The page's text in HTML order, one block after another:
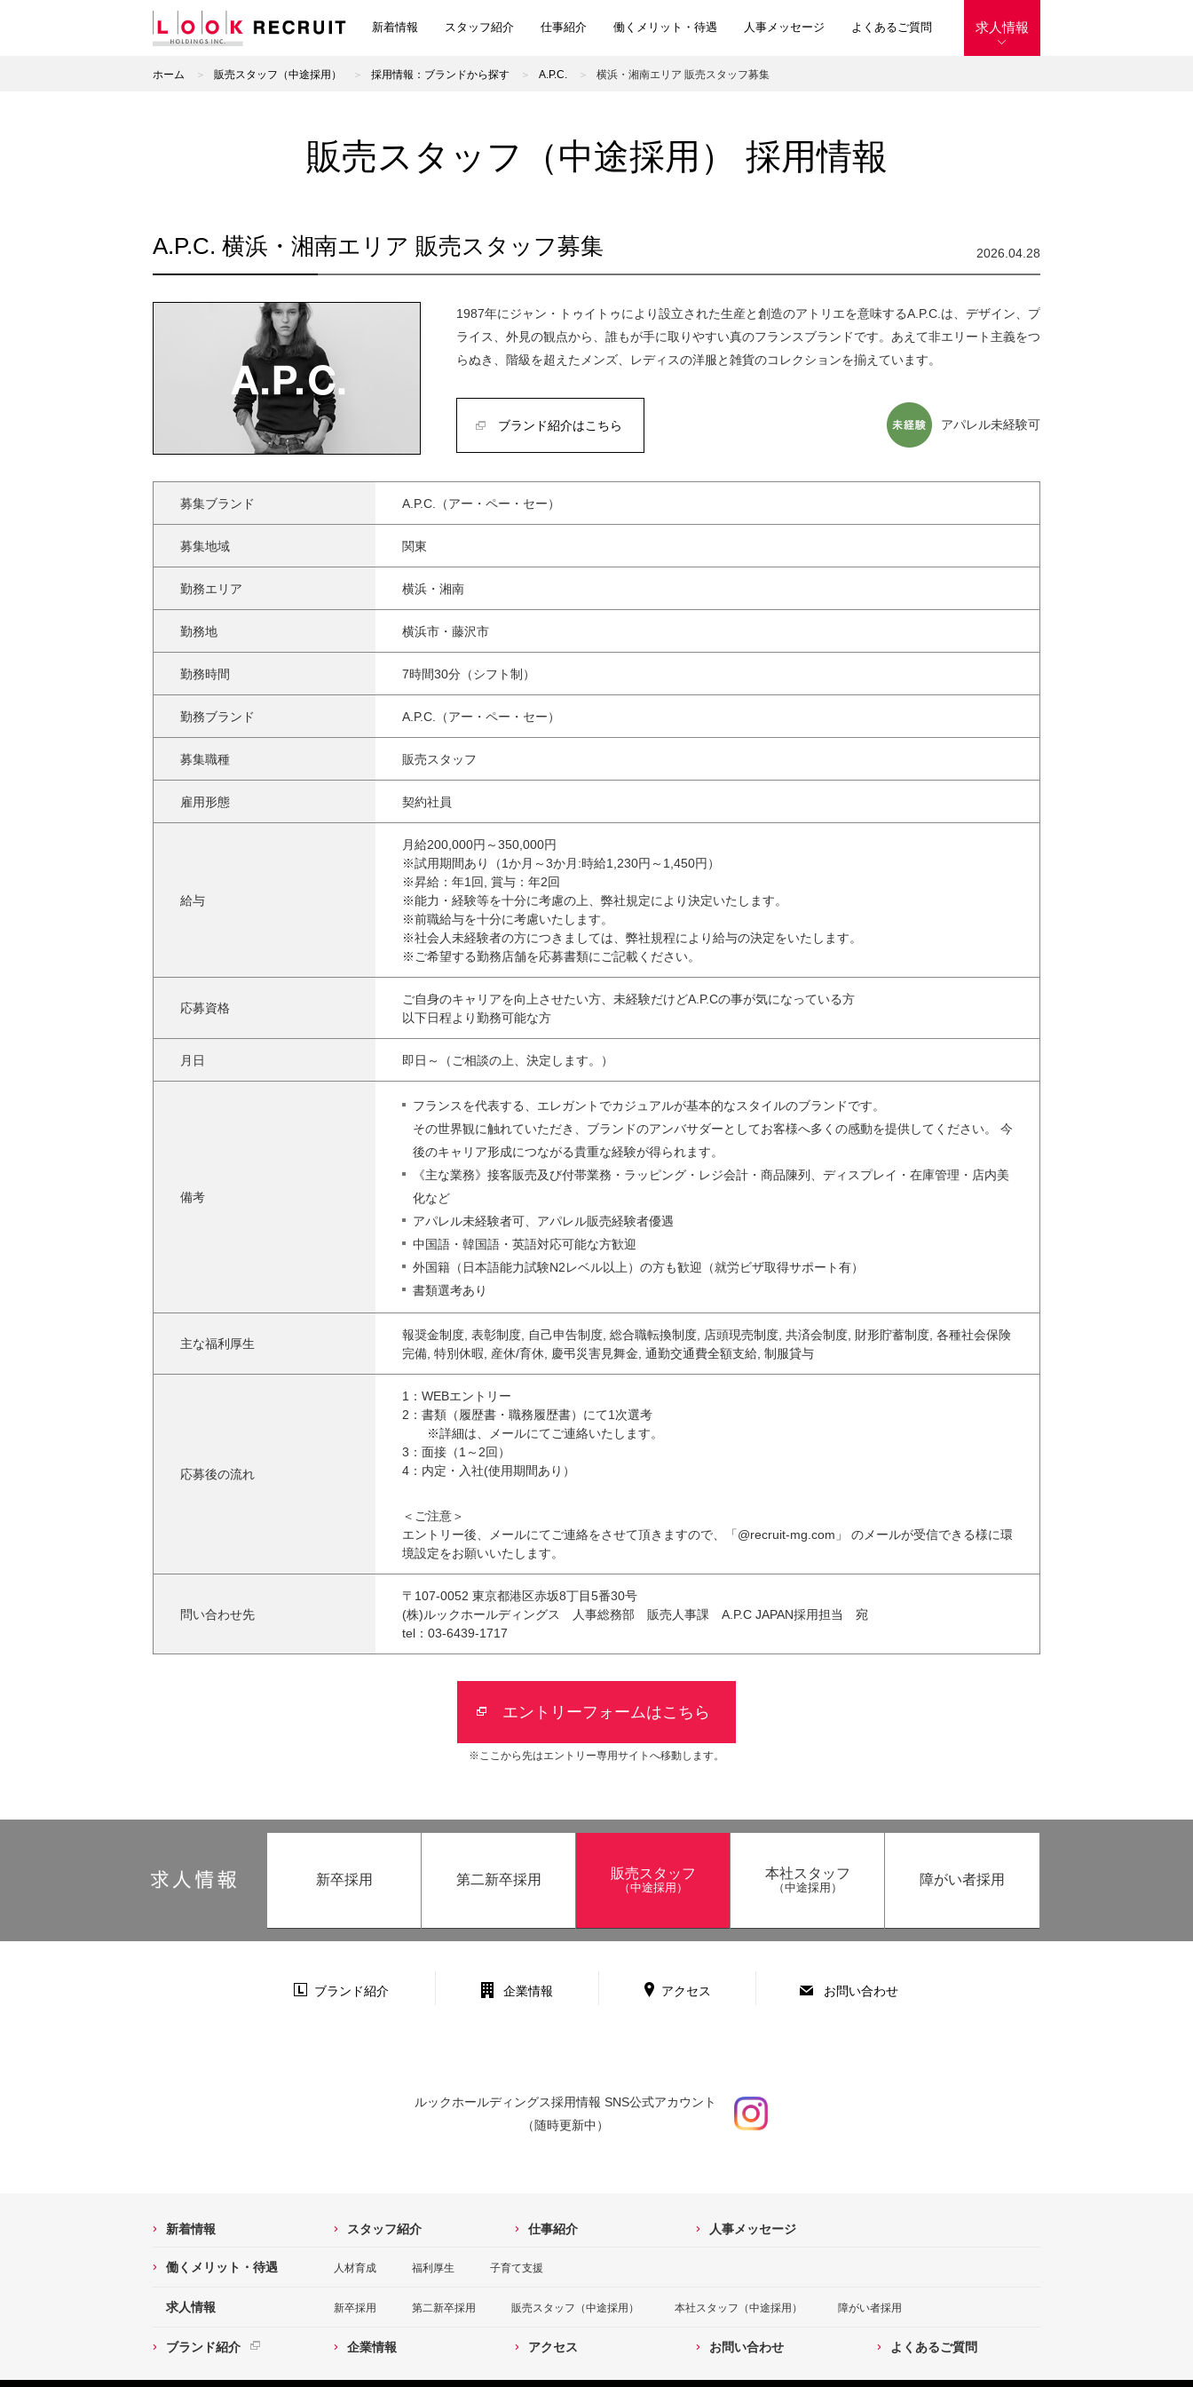
新着情報 スタッフ紹介 仕事紹介 働くメリット・待遇 人事メッセージ よくあるご質問 求人情報
ホーム 販売スタッフ（中途採用） 採用情報：ブランドから探す A.P.C. 横浜・湘南エリア 販売スタッフ募集
販売スタッフ（中途採用） 採用情報
A.P.C. 横浜・湘南エリア 販売スタッフ募集 2026.04.28
1987年にジャン・トゥイトゥにより設立された生産と創造のアトリエを意味するA.P.C.は、デザイン、プ
ライス、外見の観点から、誰もが手に取りやすい真のフランスブランドです。あえて非エリート主義をつ
らぬき、階級を超えたメンズ、レディスの洋服と雑貨のコレクションを揃えています。
ブランド紹介はこちら アパレル未経験可
募集ブランド A.P.C.（アー・ペー・セー）
募集地域 関東
勤務エリア 横浜・湘南
勤務地 横浜市・藤沢市
勤務時間 7時間30分（シフト制）
勤務ブランド A.P.C.（アー・ペー・セー）
募集職種 販売スタッフ
雇用形態 契約社員
給与
月給200,000円～350,000円
※試用期間あり（1か月～3か月:時給1,230円～1,450円）
※昇給：年1回, 賞与：年2回
※能力・経験等を十分に考慮の上、弊社規定により決定いたします。
※前職給与を十分に考慮いたします。
※社会人未経験者の方につきましては、弊社規程により給与の決定をいたします。
※ご希望する勤務店舗を応募書類にご記載ください。
応募資格
ご自身のキャリアを向上させたい方、未経験だけどA.P.Cの事が気になっている方
以下日程より勤務可能な方
月日 即日～（ご相談の上、決定します。）
備考
フランスを代表する、エレガントでカジュアルが基本的なスタイルのブランドです。
その世界観に触れていただき、ブランドのアンバサダーとしてお客様へ多くの感動を提供してください。 今
後のキャリア形成につながる貴重な経験が得られます。
《主な業務》接客販売及び付帯業務・ラッピング・レジ会計・商品陳列、ディスプレイ・在庫管理・店内美
化など
アパレル未経験者可、アパレル販売経験者優遇
中国語・韓国語・英語対応可能な方歓迎
外国籍（日本語能力試験N2レベル以上）の方も歓迎（就労ビザ取得サポート有）
書類選考あり
主な福利厚生
報奨金制度, 表彰制度, 自己申告制度, 総合職転換制度, 店頭現売制度, 共済会制度, 財形貯蓄制度, 各種社会保険
完備, 特別休暇, 産休/育休, 慶弔災害見舞金, 通勤交通費全額支給, 制服貸与
応募後の流れ
1：WEBエントリー
2：書類（履歴書・職務履歴書）にて1次選考
※詳細は、メールにてご連絡いたします。
3：面接（1～2回）
4：内定・入社(使用期間あり）
＜ご注意＞
エントリー後、メールにてご連絡をさせて頂きますので、「@recruit-mg.com」 のメールが受信できる様に環
境設定をお願いいたします。
問い合わせ先
〒107-0052 東京都港区赤坂8丁目5番30号
(株)ルックホールディングス 人事総務部 販売人事課 A.P.C JAPAN採用担当 宛
tel： 03-6439-1717
エントリーフォームはこちら
※ここから先はエントリー専用サイトへ移動します。
新卒採用 第二新卒採用 販売スタッフ
（中途採用）
本社スタッフ
（中途採用）
障がい者採用
ブランド紹介 企業情報 アクセス お問い合わせ
ルックホールディングス採用情報 SNS公式アカウント
（随時更新中）
新着情報 スタッフ紹介 仕事紹介 人事メッセージ
働くメリット・待遇 人材育成 福利厚生 子育て支援
求人情報 新卒採用 第二新卒採用 販売スタッフ（中途採用） 本社スタッフ（中途採用） 障がい者採用
ブランド紹介 企業情報 アクセス お問い合わせ よくあるご質問